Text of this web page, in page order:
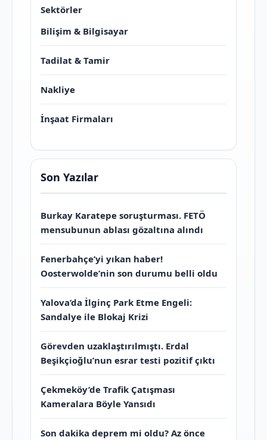
Sektörler
Bilişim & Bilgisayar
Tadilat & Tamir
Nakliye
İnşaat Firmaları
Son Yazılar
Burkay Karatepe soruşturması. FETÖ
mensubunun ablası gözaltına alındı
Fenerbahçe’yi yıkan haber!
Oosterwolde’nin son durumu belli oldu
Yalova’da İlginç Park Etme Engeli:
Sandalye ile Blokaj Krizi
Görevden uzaklaştırılmıştı. Erdal
Beşikçioğlu’nun esrar testi pozitif çıktı
Çekmeköy’de Trafik Çatışması
Kameralara Böyle Yansıdı
Son dakika deprem mi oldu? Az önce